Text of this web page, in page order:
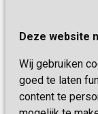
Deze website
Wij gebruiken
goed te laten
content te
Onze
Kwaliteit &
Missie & Visie
Vastgoed
6419 PB
Telefoon:0900
E-mail: